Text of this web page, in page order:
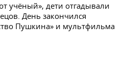
учёный», дети отгадывали
День закончился
Пушкина» и мультфильма